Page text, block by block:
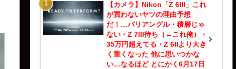
【カメラ】Nikon「Z 6III」これ
が買わないヤツの理由予想
だ！…バリアングル・積層じゃ
ない・Z 7III待ち（←これ俺）・
35万円超えてる・Z 6IIより大き
く重くなった 他に思いつかな
い…なるほど とにかく6月17日